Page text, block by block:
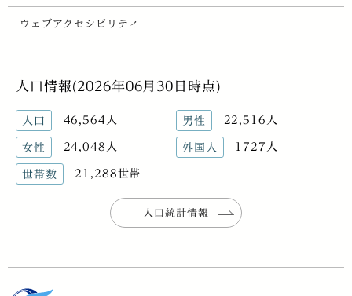
ウェブアクセシビリティ
人口情報(2026年06月30日時点)
人口 46,564人 男性 22,516人
女性 24,048人 外国人 1727人
世帯数 21,288世帯
人口統計情報